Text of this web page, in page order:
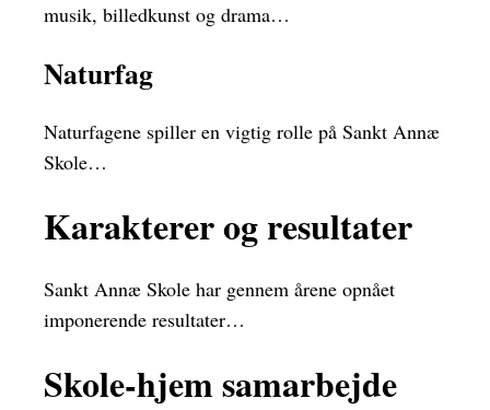
musik, billedkunst og drama…
Naturfag
Naturfagene spiller en vigtig rolle på Sankt Annæ
Skole…
Karakterer og resultater
Sankt Annæ Skole har gennem årene opnået
imponerende resultater…
Skole-hjem samarbejde